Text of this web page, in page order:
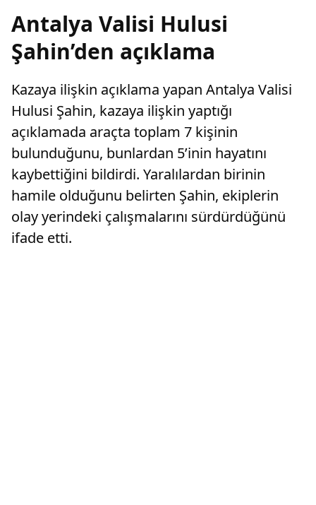
Antalya Valisi Hulusi
Şahin’den açıklama
Kazaya ilişkin açıklama yapan Antalya Valisi
Hulusi Şahin, kazaya ilişkin yaptığı
açıklamada araçta toplam 7 kişinin
bulunduğunu, bunlardan 5’inin hayatını
kaybettiğini bildirdi. Yaralılardan birinin
hamile olduğunu belirten Şahin, ekiplerin
olay yerindeki çalışmalarını sürdürdüğünü
ifade etti.